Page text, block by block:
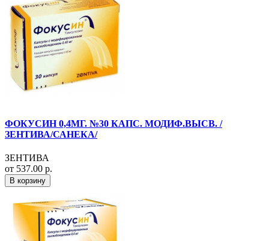
ФОКУСИН 0,4МГ. №30 КАПС. МОДИФ.ВЫСВ. /
ЗЕНТИВА/САНЕКА/
ЗЕНТИВА
от 537.00 р.
В корзину